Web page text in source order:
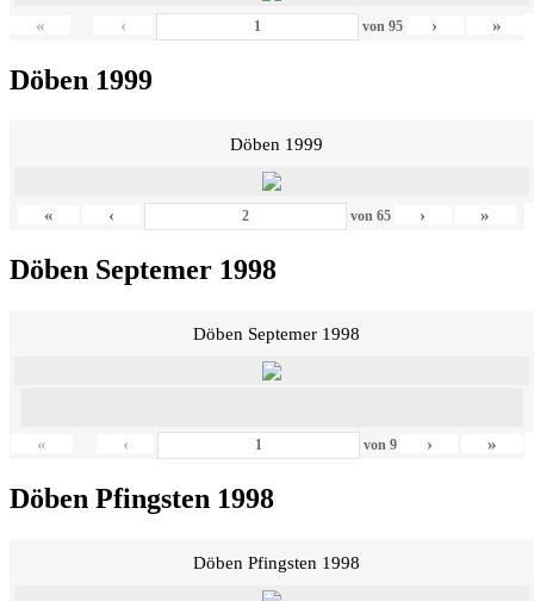
« ‹ von 95 › »
Döben 1999
Döben 1999
« ‹ von 65 › »
Döben Septemer 1998
Döben Septemer 1998
« ‹ von9 › »
Döben Pfingsten 1998
Döben Pfingsten 1998